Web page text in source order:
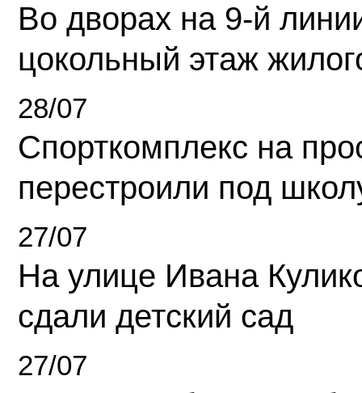
Во дворах на 9-й
цокольный этаж
28/07
Спорткомплекс на
перестроили под
27/07
На улице Ивана
сдали детский сад
27/07